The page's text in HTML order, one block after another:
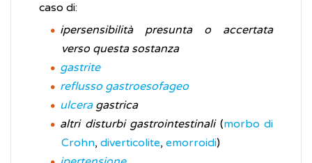
caso di:
ipersensibilità presunta o accertata
verso questa sostanza
gastrite
reflusso gastroesofageo
ulceragastrica
altri disturbi gastrointestinali(morbo di
Crohn, diverticolite, emorroidi)